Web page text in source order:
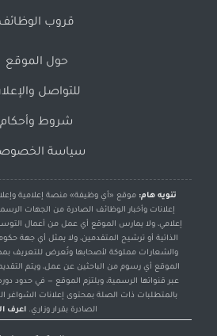
قروب الوظائف
حول الموقع
للتواصل
شروط وأحكام
سياسة
تنويه هام: موقع «أي وظيفة» منصة إعلامية
إعلانات وأخبار الوظائف الصادرة من الجهات
إعلامي، ولا يمارس الموقع أي عمل من أعمال
الذاتية أو ترشيح المتقدمين، ولا يمثل أي جهة
والشعارات مملوكة لأصحابها وتُعرض للتعريف
الموقع أي رسوم من الباحثين عن عمل، ويتم
عبر قنواتها الرسمية، ويلتزم الموقع — في حدود
بالمتطلبات ذات الصلة بمحتوى إعلانات الشواغر
الصادرة بقرار وزاري. اعرف